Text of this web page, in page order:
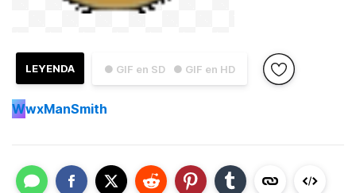
● GIF en SD ● GIF en HD
LEYENDA
WwxManSmith